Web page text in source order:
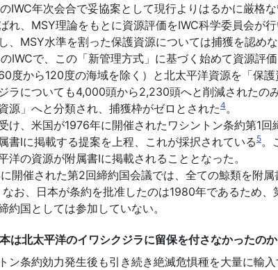
IWC年次会合で妥協案として現行よりはるかに厳格
れ、MSY理論をもとに資源評価をIWC科学委員会
、MSY水準を割った保護資源については捕獲を認め
IWCで、この「新管理方式」に基づく始めて資源評
度から120度の海域を除く）と北太平洋資源を「保
ラについても4,000頭から2,230頭へと削減された
源」へと分類され、捕獲枠がゼロとされた4。
け、米国が1976年に開催されたワシントン条約第1
書Ⅰに掲載する提案を上程、これが採択されている5。
洋の資源が附属書Ⅰに掲載されることとなった。
開催された第2回締約国会議では、全ての鯨類を附
なお、日本が条約を批准したのは1980年であるため
約国としては参加していない。
は北太平洋のイワシクジラに留保を付さなかったのか
ン条約効力発生後も引き続き絶滅危惧種を大量に輸